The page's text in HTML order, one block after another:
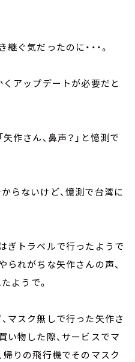
ぐ気だったのに・・・。
くアップデートが必要だと
作さん、鼻声？」と憶測で
らないけど、憶測で台湾に
ぎトラベルで行ったようで
られがちな矢作さんの声、
ようで。
マスク無しで行った矢作さ
い物した際、サービスでマ
帰りの飛行機でそのマスク